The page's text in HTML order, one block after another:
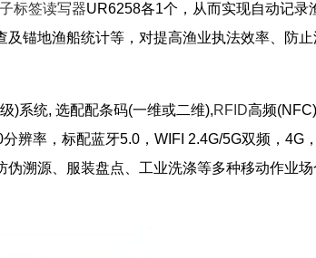
标签读写器UR6258各1个，从而实现自动记录
锚地渔船统计等，对提高渔业执法效率、防止
)系统, 选配配条码(一维或二维),RFID高频
辨率，标配蓝牙5.0，WIFI 2.4G/5G双频，4G
伪溯源、服装盘点、工业洗涤等多种移动作业